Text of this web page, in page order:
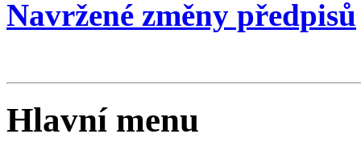
Navržené změny předpisů
Hlavní menu